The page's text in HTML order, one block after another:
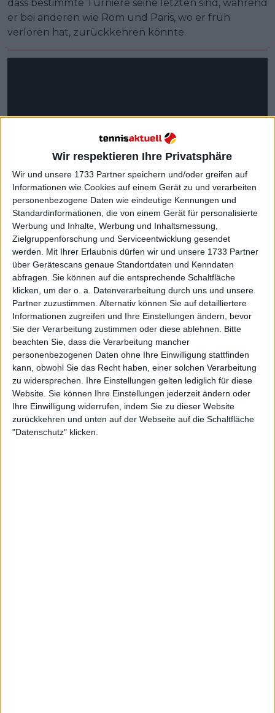
Wir respektieren Ihre Privatsphäre
Wir und unsere 1733 Partner speichern und/oder greifen auf
Informationen wie Cookies auf einem Gerät zu und verarbeiten
personenbezogene Daten wie eindeutige Kennungen und
Standardinformationen, die von einem Gerät für personalisierte
Werbung und Inhalte, Werbung und Inhaltsmessung,
Zielgruppenforschung und Serviceentwicklung gesendet
werden.
Mit Ihrer Erlaubnis dürfen wir und unsere 1733 Partner
über Gerätescans genaue Standortdaten und Kenndaten
abfragen. Sie können auf die entsprechende Schaltfläche
klicken, um der o. a. Datenverarbeitung durch uns und unsere
Partner zuzustimmen. Alternativ können Sie auf detailliertere
Informationen zugreifen und Ihre Einstellungen ändern, bevor
Sie der Verarbeitung zustimmen oder diese ablehnen.
Bitte
beachten Sie, dass die Verarbeitung mancher
personenbezogenen Daten ohne Ihre Einwilligung stattfinden
kann, obwohl Sie das Recht haben, einer solchen Verarbeitung
zu widersprechen. Ihre Einstellungen gelten lediglich für diese
Website. Sie können Ihre Einstellungen jederzeit ändern oder
Ihre Einwilligung widerrufen, indem Sie zu dieser Website
zurückkehren und unten auf der Webseite auf die Schaltfläche
"Datenschutz" klicken.
dass bestimmte Turniere seine letzten sind, während
er bei anderen wie Rom und Paris, wo er früh
verloren hat, zurückkehren könnte.
Weiterlesen
Nadal beugt sich Djokovic im
Pariser Kräftemessen :
Olympischer Umbruch
Es ist mehr für Nadal, wenn sein Körper beschließt,
ihn aufzugeben und entscheidet, dass er nicht mehr
auf einem Top-Niveau spielen kann. Auch das wurde
nach seiner Niederlage in Frage gestellt.